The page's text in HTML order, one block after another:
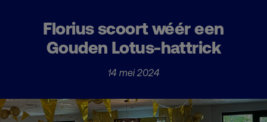
Florius scoort wéér een
Gouden Lotus-hattrick
14 mei 2024